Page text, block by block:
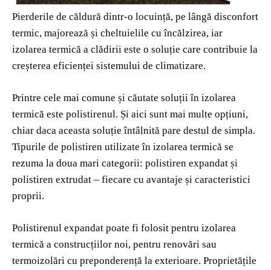
Pierderile de căldură dintr-o locuință, pe lângă disconfort
termic, majorează și cheltuielile cu încălzirea, iar
izolarea termică a clădirii este o soluție care contribuie la
creșterea eficienței sistemului de climatizare.
Printre cele mai comune și căutate soluții în izolarea
termică este polistirenul. Și aici sunt mai multe opțiuni,
chiar daca aceasta soluție întâlnită pare destul de simpla.
Tipurile de polistiren utilizate în izolarea termică se
rezuma la doua mari categorii: polistiren expandat și
polistiren extrudat – fiecare cu avantaje și caracteristici
proprii.
Polistirenul expandat poate fi folosit pentru izolarea
termică a construcțiilor noi, pentru renovări sau
termoizolări cu preponderență la exterioare. Proprietățile